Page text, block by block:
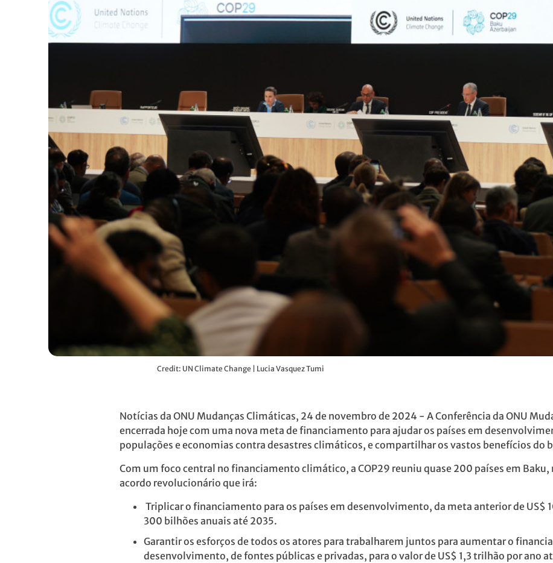
Credit: UN Climate Change | Lucia Vasquez Tumi
Notícias da ONU Mudanças Climáticas, 24 de novembro de 2024 - A Conferência da ONU
encerrada hoje com uma nova meta de financiamento para ajudar os países em
populações e economias contra desastres climáticos, e compartilhar os vastos benefícios do
Com um foco central no financiamento climático, a COP29 reuniu quase 200 países em Baku,
acordo revolucionário que irá:
Triplicar o financiamento para os países em desenvolvimento, da meta anterior de US$
300 bilhões anuais até 2035.
Garantir os esforços de todos os atores para trabalharem juntos para aumentar o
desenvolvimento, de fontes públicas e privadas, para o valor de US$ 1,3 trilhão por ano